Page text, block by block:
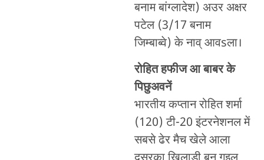
बनाम बांग्लादेश) अउर अक्षर
पटेल (3/17 बनाम
जिम्बाब्वे) के नाव् आवsला।
रोहित हफीज आ बाबर के
पिछुअवनें
भारतीय कप्तान रोहित शर्मा
(120) टी-20 इंटरनेशनल में
सबसे ढेर मैच खेले आला